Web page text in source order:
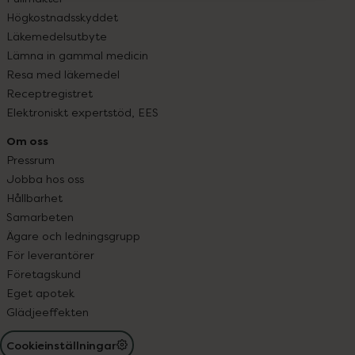
Högkostnadsskyddet
Läkemedelsutbyte
Lämna in gammal medicin
Resa med läkemedel
Receptregistret
Elektroniskt expertstöd, EES
Om oss
Pressrum
Jobba hos oss
Hållbarhet
Samarbeten
Ägare och ledningsgrupp
För leverantörer
Företagskund
Eget apotek
Glädjeeffekten
Cookieinställningar